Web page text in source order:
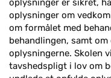
oplysninger er sikret,
oplysninger om
om formålet med
behandlingen, samt
oplysningerne. Skolen
tavshedspligt i lov om